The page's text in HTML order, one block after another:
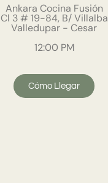
Ankara Cocina Fusión
Cl 3 # 19-84, B/ Villalba
Valledupar - Cesar
12:00 PM
Cómo Llegar